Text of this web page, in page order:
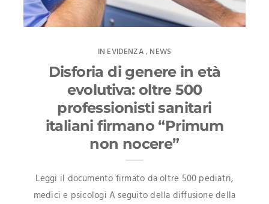
IN EVIDENZA , NEWS
Disforia di genere in età
evolutiva: oltre 500
professionisti sanitari
italiani firmano “Primum
non nocere”
Leggi il documento firmato da oltre 500 pediatri,
medici e psicologi A seguito della diffusione della